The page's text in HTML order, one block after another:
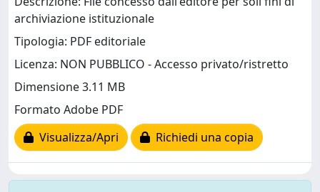
archiviazione istituzionale
Tipologia: PDF editoriale
Licenza: NON PUBBLICO - Accesso privato/ristretto
Dimensione 3.11 MB
Formato Adobe PDF
Visualizza/Apri
Richiedi una copia